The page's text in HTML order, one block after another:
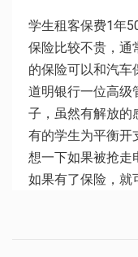
学生租客保费1年
保险比较不贵，通
的保险可以和汽车
道明银行一位高级
子，虽然有解放的
有的学生为平衡开
想一下如果被抢走
如果有了保险，就